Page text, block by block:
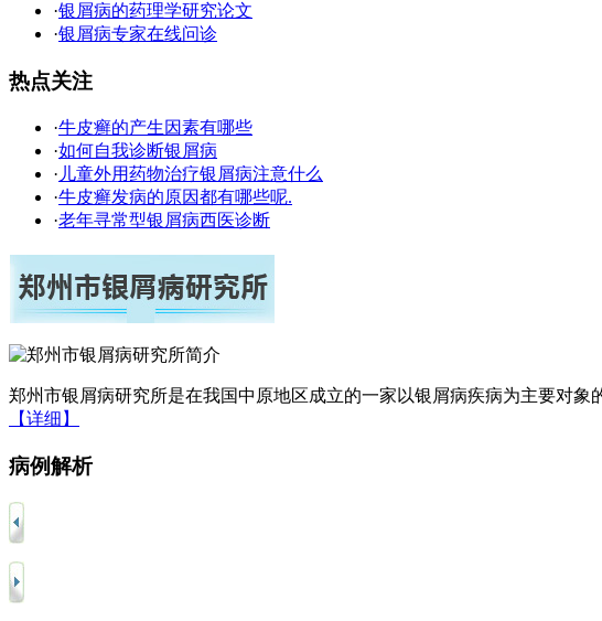
·银屑病的药理学研究论文
·银屑病专家在线问诊
热点关注
·牛皮癣的产生因素有哪些
·如何自我诊断银屑病
· 儿童外用药物治疗银屑病注意什么
·牛皮癣发病的原因都有哪些呢.
·老年寻常型银屑病西医诊断
郑州市银屑病研究所是在我国中原地区成立的一家以银屑病疾病为主要对
【详细】
病例解析